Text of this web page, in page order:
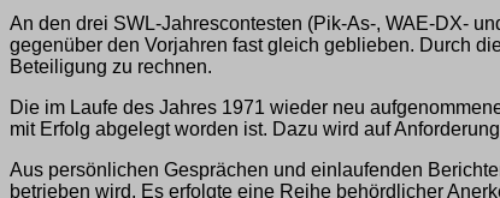
An den drei SWL-Jahrescontesten (Pik-As-, WAE-DX-
gegenüber den Vorjahren fast gleich geblieben. Durch
Beteiligung zu rechnen.
Die im Laufe des Jahres 1971 wieder neu
mit Erfolg abgelegt worden ist. Dazu wird auf
Aus persönlichen Gesprächen und einlaufenden
betrieben wird. Es erfolgte eine Reihe behördlicher